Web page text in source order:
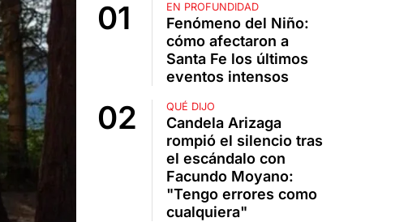
EN PROFUNDIDAD
Fenómeno del Niño:
cómo afectaron a
Santa Fe los últimos
eventos intensos
QUÉ DIJO
Candela Arizaga
rompió el silencio tras
el escándalo con
Facundo Moyano:
"Tengo errores como
cualquiera"